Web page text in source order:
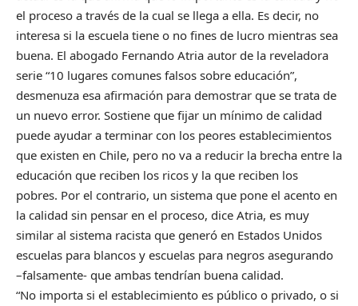
el proceso a través de la cual se llega a ella. Es decir, no
interesa si la escuela tiene o no fines de lucro mientras sea
buena. El abogado Fernando Atria autor de la reveladora
serie “10 lugares comunes falsos sobre educación”,
desmenuza esa afirmación para demostrar que se trata de
un nuevo error. Sostiene que fijar un mínimo de calidad
puede ayudar a terminar con los peores establecimientos
que existen en Chile, pero no va a reducir la brecha entre la
educación que reciben los ricos y la que reciben los
pobres. Por el contrario, un sistema que pone el acento en
la calidad sin pensar en el proceso, dice Atria, es muy
similar al sistema racista que generó en Estados Unidos
escuelas para blancos y escuelas para negros asegurando
–falsamente- que ambas tendrían buena calidad.
“No importa si el establecimiento es público o privado, o si